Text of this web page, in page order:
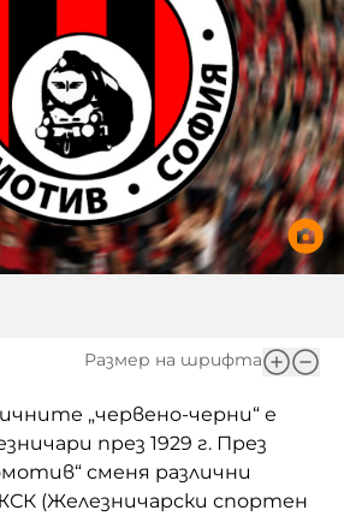
Размер на шрифта
„червено-черни“ е
през 1929 г. През
сменя различни
(Железничарски спортен